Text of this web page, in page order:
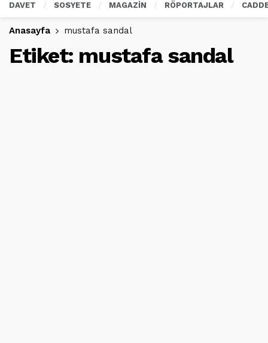
DAVET SOSYETE MAGAZİN RÖPORTAJLAR
Anasayfa mustafa sandal
Etiket: mustafa sandal